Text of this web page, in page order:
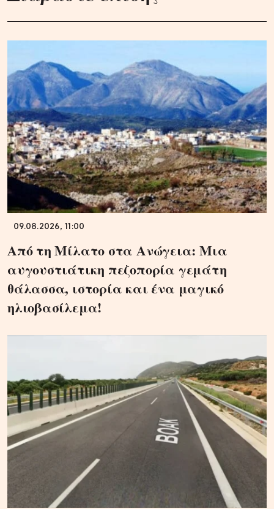
09.08.2026, 11:00
Από τη Μίλατο στα Ανώγεια: Μια
αυγουστιάτικη πεζοπορία γεμάτη
θάλασσα, ιστορία και ένα μαγικό
ηλιοβασίλεμα!